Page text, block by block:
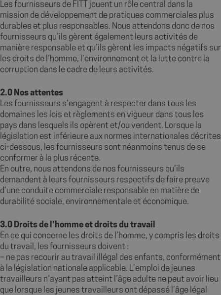
Les fournisseurs de FITT jouent un rôle central dans la
mission de développement de pratiques commerciales plus
durables et plus responsables. Nous attendons donc de nos
fournisseurs qu’ils gèrent également leurs activités de
manière responsable et qu’ils gèrent les impacts négatifs sur
les droits de l’homme, l’environnement et la lutte contre la
corruption dans le cadre de leurs activités.
2.0 Nos attentes
Les fournisseurs s’engagent à respecter dans tous les
domaines les lois et règlements en vigueur dans tous les
pays dans lesquels ils opèrent et/ou vendent. Lorsque la
législation est inférieure aux normes internationales décrites
ci-dessous, les fournisseurs sont néanmoins tenus de se
conformer à la plus récente.
En outre, nous attendons de nos fournisseurs qu’ils
demandent à leurs fournisseurs respectifs de faire preuve
d’une conduite commerciale responsable en matière de
durabilité sociale, environnementale et économique.
3.0 Droits de l’homme et droits du travail
En ce qui concerne les droits de l’homme, y compris les droits
du travail, les fournisseurs doivent :
– ne pas recourir au travail illégal des enfants, conformément
à la législation nationale applicable. L’emploi de jeunes
travailleurs n’ayant pas atteint l’âge adulte ne peut avoir lieu
que lorsque les jeunes travailleurs ont dépassé l’âge légal